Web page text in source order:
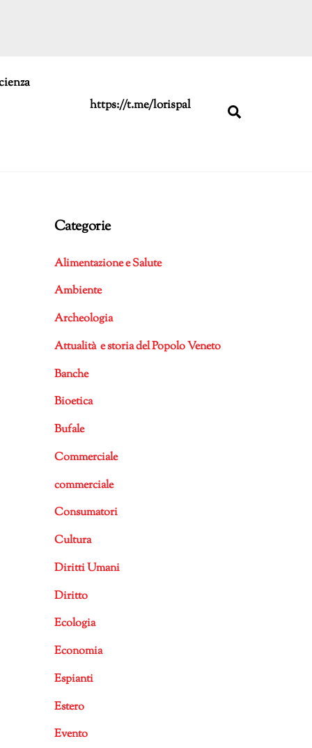
https://t.me/lorispal
Categorie
Alimentazione e Salute
Ambiente
Archeologia
Attualità e storia del Popolo Veneto
Banche
Bioetica
Bufale
Commerciale
commerciale
Consumatori
Cultura
Diritti Umani
Diritto
Ecologia
Economia
Espianti
Estero
Evento